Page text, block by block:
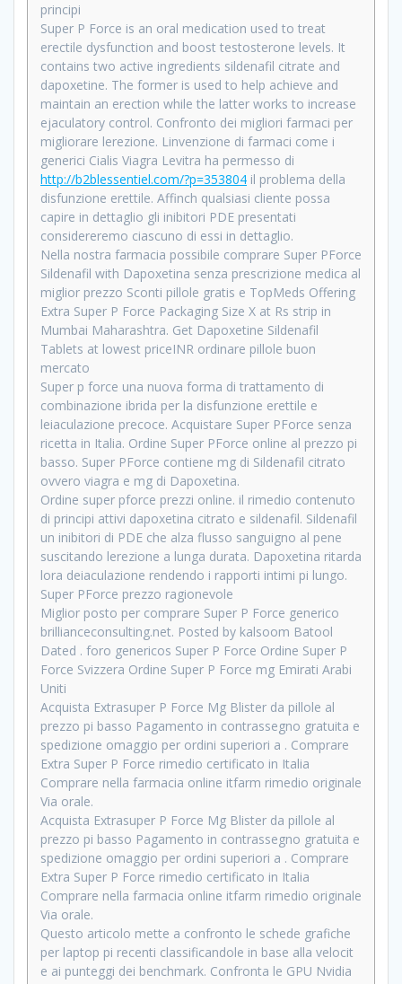
principi
Super P Force is an oral medication used to treat
erectile dysfunction and boost testosterone levels. It
contains two active ingredients sildenafil citrate and
dapoxetine. The former is used to help achieve and
maintain an erection while the latter works to increase
ejaculatory control. Confronto dei migliori farmaci per
migliorare lerezione. Linvenzione di farmaci come i
generici Cialis Viagra Levitra ha permesso di
http://b2blessentiel.com/?p=353804 il problema della
disfunzione erettile. Affinch qualsiasi cliente possa
capire in dettaglio gli inibitori PDE presentati
considereremo ciascuno di essi in dettaglio.
Nella nostra farmacia possibile comprare Super PForce
Sildenafil with Dapoxetina senza prescrizione medica al
miglior prezzo Sconti pillole gratis e TopMeds Offering
Extra Super P Force Packaging Size X at Rs strip in
Mumbai Maharashtra. Get Dapoxetine Sildenafil
Tablets at lowest priceINR ordinare pillole buon
mercato
Super p force una nuova forma di trattamento di
combinazione ibrida per la disfunzione erettile e
leiaculazione precoce. Acquistare Super PForce senza
ricetta in Italia. Ordine Super PForce online al prezzo pi
basso. Super PForce contiene mg di Sildenafil citrato
ovvero viagra e mg di Dapoxetina.
Ordine super pforce prezzi online. il rimedio contenuto
di principi attivi dapoxetina citrato e sildenafil. Sildenafil
un inibitori di PDE che alza flusso sanguigno al pene
suscitando lerezione a lunga durata. Dapoxetina ritarda
lora deiaculazione rendendo i rapporti intimi pi lungo.
Super PForce prezzo ragionevole
Miglior posto per comprare Super P Force generico
brillianceconsulting.net. Posted by kalsoom Batool
Dated . foro genericos Super P Force Ordine Super P
Force Svizzera Ordine Super P Force mg Emirati Arabi
Uniti
Acquista Extrasuper P Force Mg Blister da pillole al
prezzo pi basso Pagamento in contrassegno gratuita e
spedizione omaggio per ordini superiori a . Comprare
Extra Super P Force rimedio certificato in Italia
Comprare nella farmacia online itfarm rimedio originale
Via orale.
Acquista Extrasuper P Force Mg Blister da pillole al
prezzo pi basso Pagamento in contrassegno gratuita e
spedizione omaggio per ordini superiori a . Comprare
Extra Super P Force rimedio certificato in Italia
Comprare nella farmacia online itfarm rimedio originale
Via orale.
Questo articolo mette a confronto le schede grafiche
per laptop pi recenti classificandole in base alla velocit
e ai punteggi dei benchmark. Confronta le GPU Nvidia